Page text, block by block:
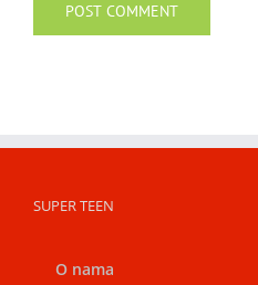
SUPER TEEN
O nama